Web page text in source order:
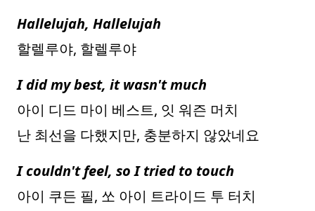
Hallelujah, Hallelujah
할렐루야, 할렐루야
I did my best, it wasn't much
아이 디드 마이 베스트, 잇 워즌 머치
난 최선을 다했지만, 충분하지 않았네요
I couldn't feel, so I tried to touch
아이 쿠든 필, 쏘 아이 트라이드 투 터치